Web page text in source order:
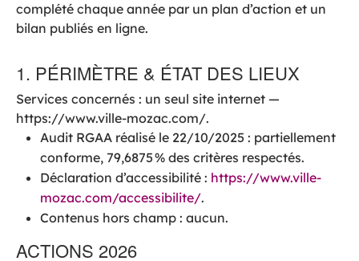
complété chaque année par un plan d’action et un
bilan publiés en ligne.
1. PÉRIMÈTRE & ÉTAT DES LIEUX
Services concernés : un seul site internet —
https://www.ville-mozac.com/.
Audit RGAA réalisé le 22/10/2025 : partiellement
conforme, 79,6875 % des critères respectés.
Déclaration d’accessibilité : https://www.ville-
mozac.com/accessibilite/.
Contenus hors champ : aucun.
ACTIONS 2026